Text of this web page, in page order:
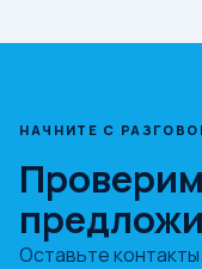
НАЧНИТЕ С
Оставьте